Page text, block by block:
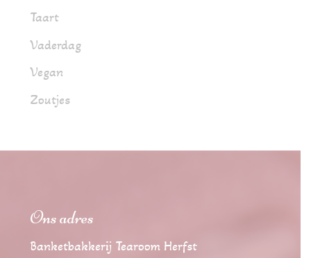
Taart
Vaderdag
Vegan
Zoutjes
Ons adres
Banketbakkerij Tearoom Herfst